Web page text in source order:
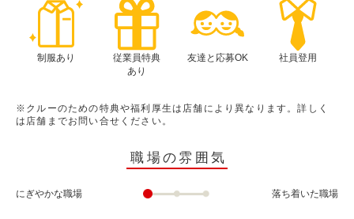
制服あり
従業員特典
あり
友達と応募OK 社員登用
※クルーのための特典や福利厚生は店舗により異なります。詳しく
は店舗までお問い合せください。
職場の雰囲気
にぎやかな職場 落ち着いた職場